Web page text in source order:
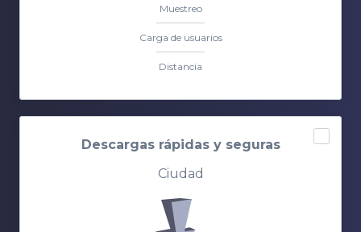
Muestreo
Carga de usuarios
Distancia
Descargas rápidas y seguras
Ciudad